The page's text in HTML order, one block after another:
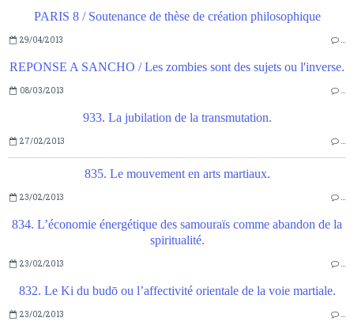
PARIS 8 / Soutenance de thèse de création philosophique
29/04/2013 …
REPONSE A SANCHO / Les zombies sont des sujets ou l'inverse.
08/03/2013 …
933. La jubilation de la transmutation.
27/02/2013 …
835. Le mouvement en arts martiaux.
23/02/2013 …
834. L’économie énergétique des samouraïs comme abandon de la
spiritualité.
23/02/2013 …
832. Le Ki du budō ou l’affectivité orientale de la voie martiale.
23/02/2013 …